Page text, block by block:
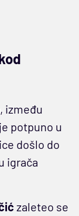
između
potpuno u
došlo do
igrača
zaleteo se